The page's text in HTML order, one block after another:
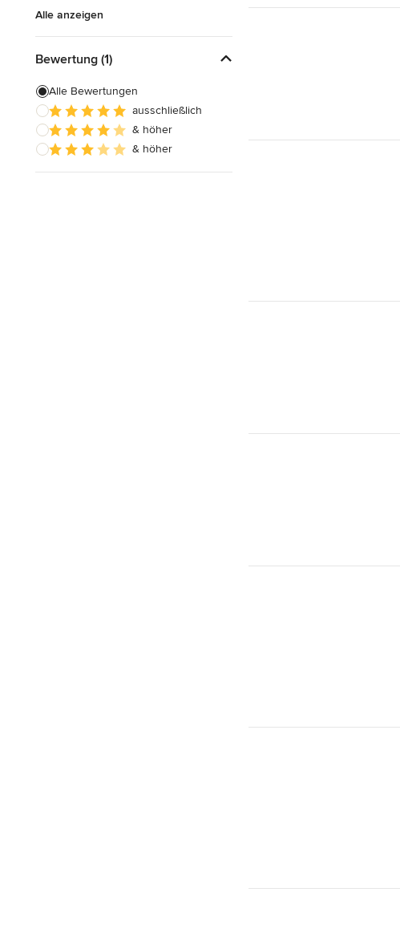
Alle anzeigen
Bewertung (1)
Alle Bewertungen
ausschließlich
& höher
& höher